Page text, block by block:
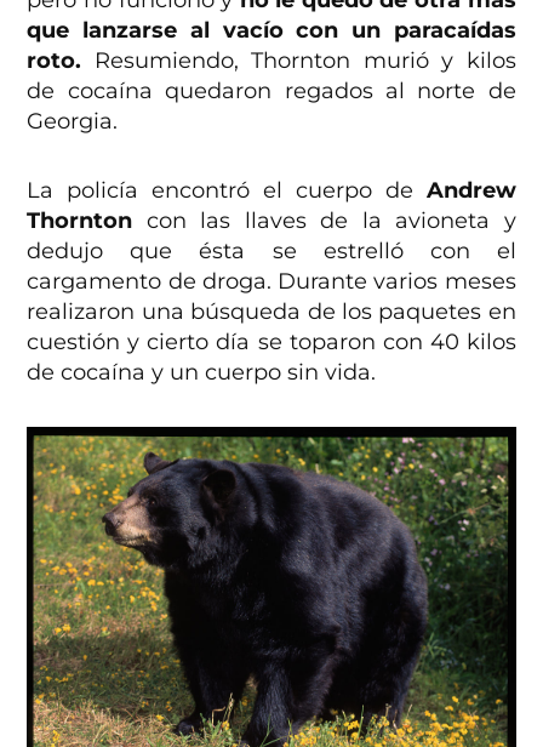
que lanzarse al vacío con un paracaídas
roto. Resumiendo, Thornton murió y kilos
de cocaína quedaron regados al norte de
Georgia.
La policía encontró el cuerpo de Andrew
Thornton con las llaves de la avioneta y
dedujo que ésta se estrelló con el
cargamento de droga. Durante varios meses
realizaron una búsqueda de los paquetes en
cuestión y cierto día se toparon con 40 kilos
de cocaína y un cuerpo sin vida.